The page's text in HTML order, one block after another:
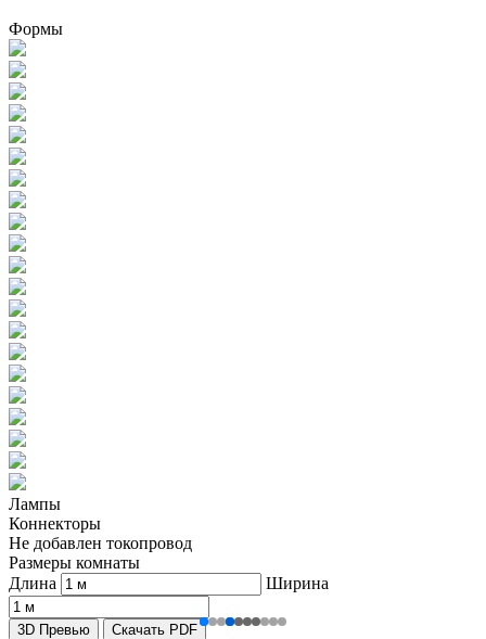
Формы
Лампы
Коннекторы
Не добавлен токопровод
Размеры комнаты
Длина
Ширина
3D Превью Скачать PDF